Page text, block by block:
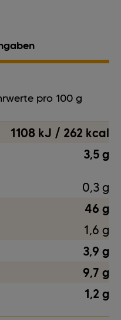
pro 100 g
1108 kJ / 262 kcal
3,5 g
0,3 g
46 g
1,6 g
3,9 g
9,7 g
1,2 g